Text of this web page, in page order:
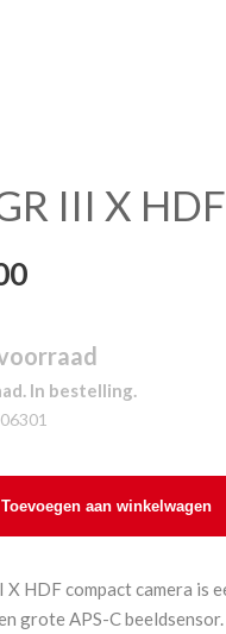
III X
In bestelling.
Toevoegen aan winkelwagen
X HDF compact camera is
grote APS-C